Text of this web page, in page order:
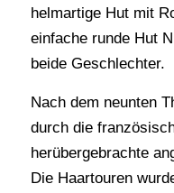
helmartige Hut mit
einfache runde Hut
beide Geschlechter.
Nach dem neunten
durch die
herübergebrachte
Die Haartouren